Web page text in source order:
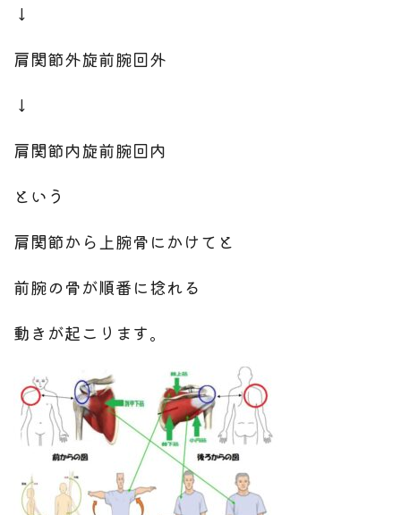
↓
肩関節外旋前腕回外
↓
肩関節内旋前腕回内
という
肩関節から上腕骨にかけてと
前腕の骨が順番に捻れる
動きが起こります。